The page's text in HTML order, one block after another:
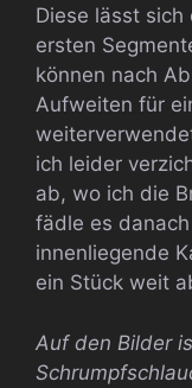
Diese lässt sich
ersten
können nach
Aufweiten für
ich leider
ab, wo ich die
fädle es
innenliegende
ein Stück weit
Auf den Bilder